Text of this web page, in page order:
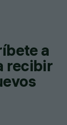
a
recibir